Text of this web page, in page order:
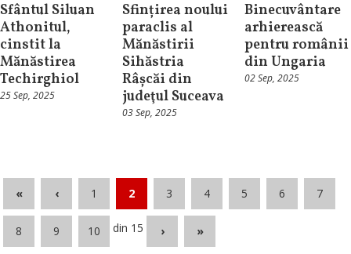
Sfântul Siluan
Athonitul,
cinstit la
Mănăstirea
Techirghiol
25 Sep, 2025
Sfințirea noului
paraclis al
Mănăstirii
Sihăstria
Râșcăi din
judeţul Suceava
03 Sep, 2025
Binecuvântare
arhierească
pentru românii
din Ungaria
02 Sep, 2025
« ‹ 1 2 3 4 5 6 7
8 9 10 din 15 › »